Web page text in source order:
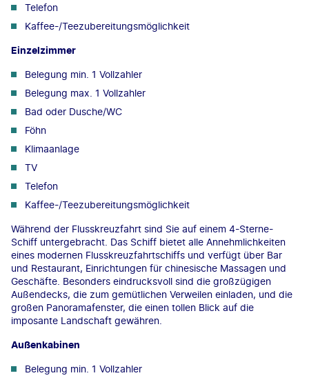
Telefon
Kaffee-/Teezubereitungsmöglichkeit
Einzelzimmer
Belegung min. 1 Vollzahler
Belegung max. 1 Vollzahler
Bad oder Dusche/WC
Föhn
Klimaanlage
TV
Telefon
Kaffee-/Teezubereitungsmöglichkeit
Während der Flusskreuzfahrt sind Sie auf einem 4-Sterne-
Schiff untergebracht. Das Schiff bietet alle Annehmlichkeiten
eines modernen Flusskreuzfahrtschiffs und verfügt über Bar
und Restaurant, Einrichtungen für chinesische Massagen und
Geschäfte. Besonders eindrucksvoll sind die großzügigen
Außendecks, die zum gemütlichen Verweilen einladen, und die
großen Panoramafenster, die einen tollen Blick auf die
imposante Landschaft gewähren.
Außenkabinen
Belegung min. 1 Vollzahler